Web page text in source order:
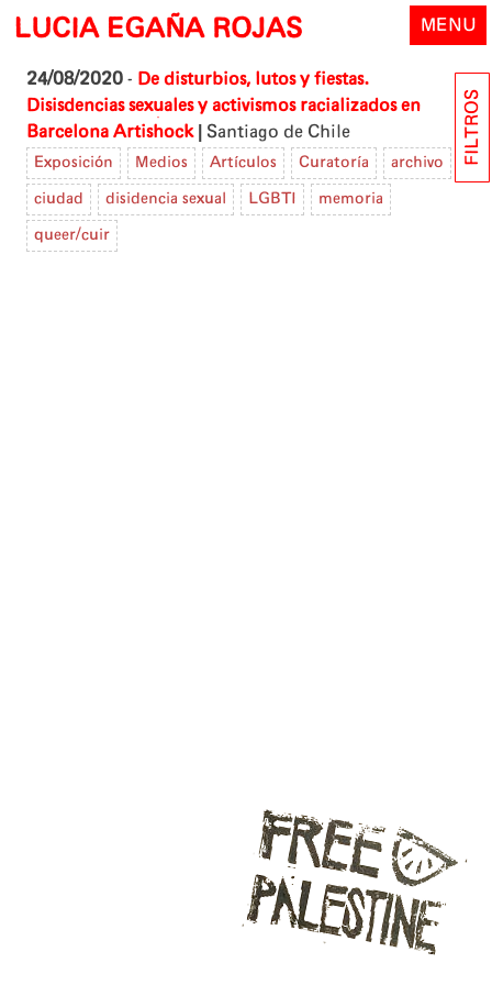
Skip
content
LUCIA EGAÑA ROJAS MENU
24/08/2020 - De disturbios, lutos y fiestas.
Disisdencias sexuales y activismos racializados en
Barcelona Artishock Santiago de Chile
Exposición Medios Artículos Curatoría archivo
ciudad disidencia sexual LGBTI memoria
queer/cuir
FILTROS